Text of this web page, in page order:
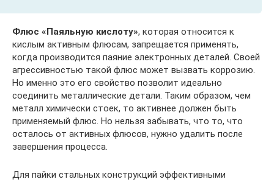
Флюс «Паяльную кислоту», которая относится к
кислым активным флюсам, запрещается применять,
когда производится паяние электронных деталей. Своей
агрессивностью такой флюс может вызвать коррозию.
Но именно это его свойство позволит идеально
соединить металлические детали. Таким образом, чем
металл химически стоек, то активнее должен быть
применяемый флюс. Но нельзя забывать, что то, что
осталось от активных флюсов, нужно удалить после
завершения процесса.
Для пайки стальных конструкций эффективными